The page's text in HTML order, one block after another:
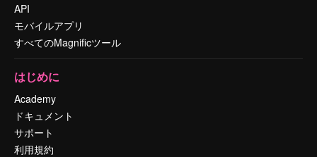
API
モバイルアプリ
すべてのMagnificツール
はじめに
Academy
ドキュメント
サポート
利用規約